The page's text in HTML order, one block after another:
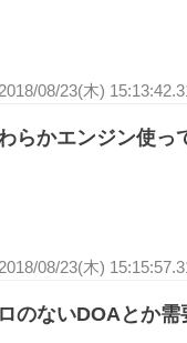
08/23(木)
らかエンジン使っ
08/23(木)
のないDOAとか需